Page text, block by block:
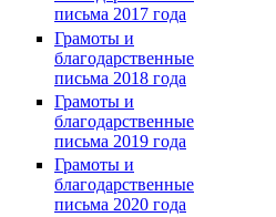
письма 2017 года
Грамоты и
благодарственные
письма 2018 года
Грамоты и
благодарственные
письма 2019 года
Грамоты и
благодарственные
письма 2020 года